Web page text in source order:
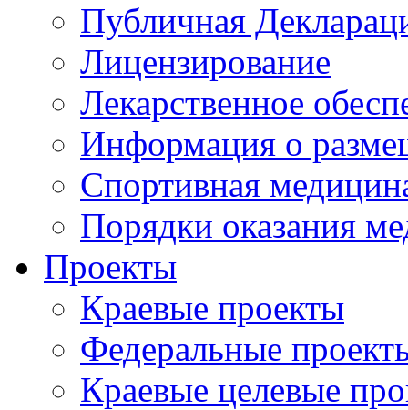
Публичная
Лицензирование
Лекарственное
Информация о
Спортивная
Порядки оказания
Проекты
Краевые проекты
Федеральные
Краевые целевые